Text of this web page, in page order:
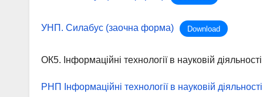
УНП. Силабус (заочна форма) Download
ОК5. Інформаційні технології в науковій діяльності
РНП Інформаційні технології в науковій діяльності